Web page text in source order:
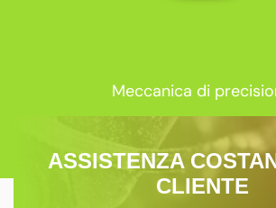
Meccanica di
ASSISTENZA
CLIENTE